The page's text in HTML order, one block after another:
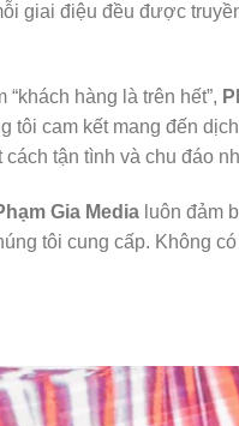
giai điệu đều được
hàng là trên hết”,
tôi cam kết mang đến
tận tình và chu đáo
Gia Media luôn đảm
tôi cung cấp. Không